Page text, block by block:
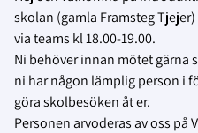
skolan (gamla Framsteg
via teams kl 18.00-19.00.
Ni behöver innan mötet gärna
ni har någon lämplig person i
göra skolbesöken åt er.
Personen arvoderas av oss på